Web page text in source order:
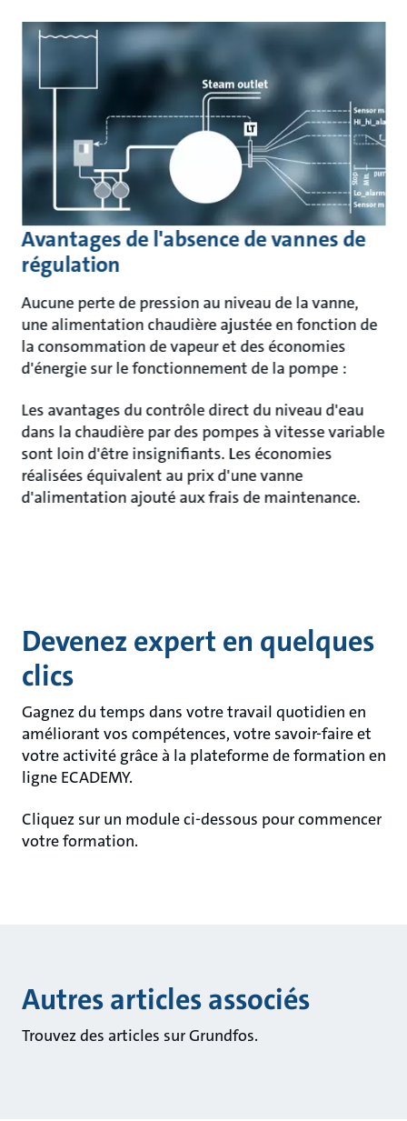
Avantages de l'absence de vannes de
régulation
Aucune perte de pression au niveau de la vanne,
une alimentation chaudière ajustée en fonction de
la consommation de vapeur et des économies
d'énergie sur le fonctionnement de la pompe :
Les avantages du contrôle direct du niveau d'eau
dans la chaudière par des pompes à vitesse variable
sont loin d'être insignifiants. Les économies
réalisées équivalent au prix d'une vanne
d'alimentation ajouté aux frais de maintenance.
Devenez expert en quelques
clics
Gagnez du temps dans votre travail quotidien en
améliorant vos compétences, votre savoir-faire et
votre activité grâce à la plateforme de formation en
ligne ECADEMY.
Cliquez sur un module ci-dessous pour commencer
votre formation.
Autres articles associés
Trouvez des articles sur Grundfos.